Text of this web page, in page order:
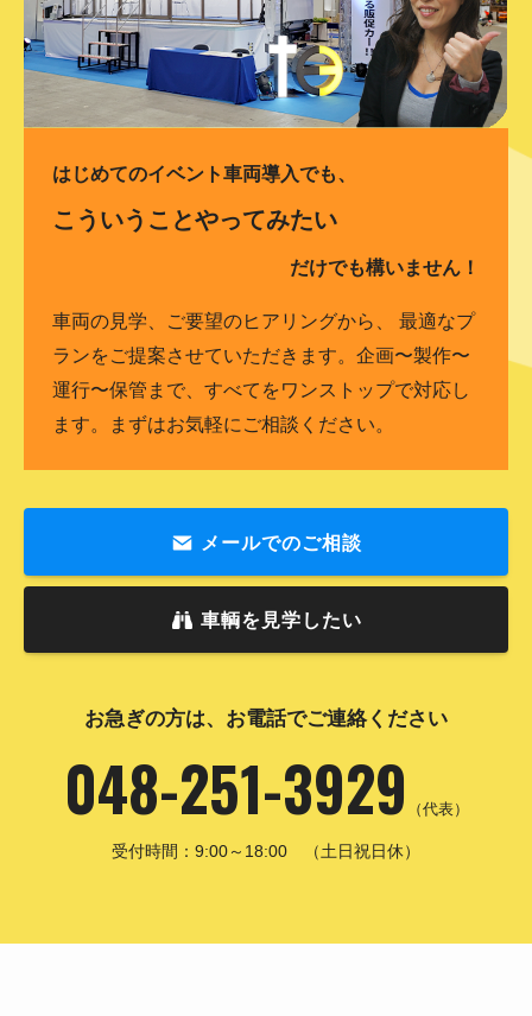
はじめてのイベント車両導入でも、
こういうことやってみたい
だけでも構いません！
車両の見学、ご要望のヒアリングから、 最適なプ
ランをご提案させていただきます。企画〜製作〜
運行〜保管まで、すべてをワンストップで対応し
ます。まずはお気軽にご相談ください。
メールでのご相談
車輌を見学したい
お急ぎの方は、お電話でご連絡ください
048-251-3929 （代表）
受付時間：9:00～18:00 （土日祝日休）